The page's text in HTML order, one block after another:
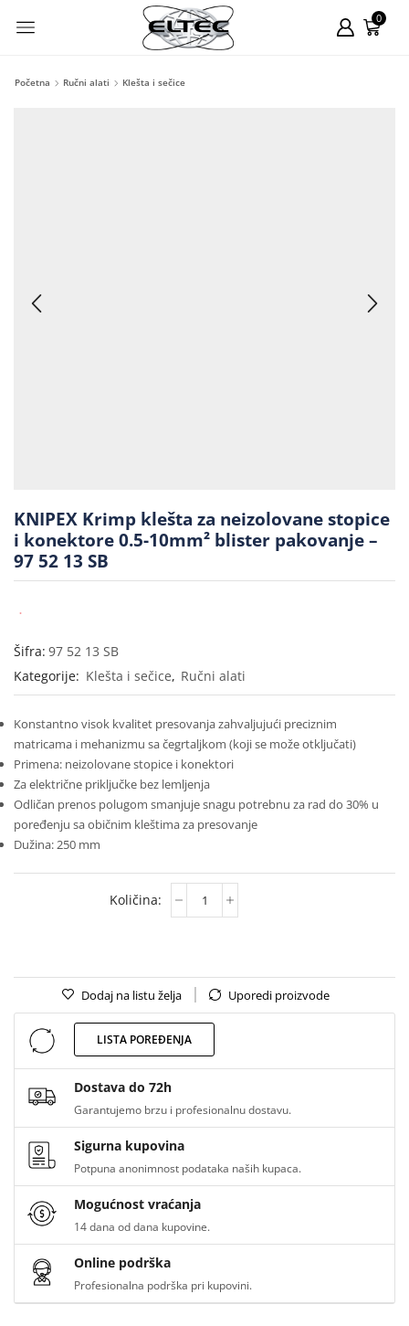
0
Početna Ručni alati Klešta i sečice
KNIPEX Krimp klešta za neizolovane stopice
i konektore 0.5-10mm² blister pakovanje –
97 52 13 SB
Šifra: 97 52 13 SB
Kategorije: Klešta i sečice, Ručni alati
Konstantno visok kvalitet presovanja zahvaljujući preciznim
matricama i mehanizmu sa čegrtaljkom (koji se može otključati)
Primena: neizolovane stopice i konektori
Za električne priključke bez lemljenja
Odličan prenos polugom smanjuje snagu potrebnu za rad do 30% u
poređenju sa običnim kleštima za presovanje
Dužina: 250 mm
Dodaj na listu želja Uporedi proizvode
LISTA POREĐENJA
Dostava do 72h
Garantujemo brzu i profesionalnu dostavu.
Sigurna kupovina
Potpuna anonimnost podataka naših kupaca.
Mogućnost vraćanja
14 dana od dana kupovine.
Online podrška
Profesionalna podrška pri kupovini.